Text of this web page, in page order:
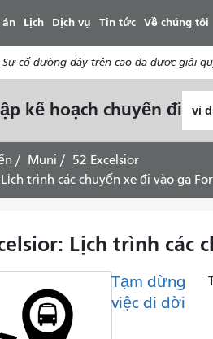
Lịch Dịch vụ Tin tức Về chúng tôi
Sự cố đường dây trên cao đã được
kế hoạch chuyến đi
bắt
Muni
52 Excelsior
trình các chuyến xe đi vào ga
Lịch trình các
Tạm dừng
việc di dời